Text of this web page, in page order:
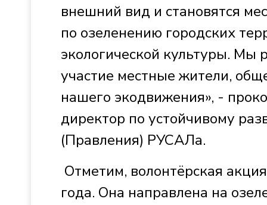
внешний вид и становятся
по озеленению городских
экологической культуры. Мы
участие местные жители,
нашего экодвижения», -
директор по устойчивому
(Правления) РУСАЛа.
Отметим, волонтёрская
года. Она направлена на